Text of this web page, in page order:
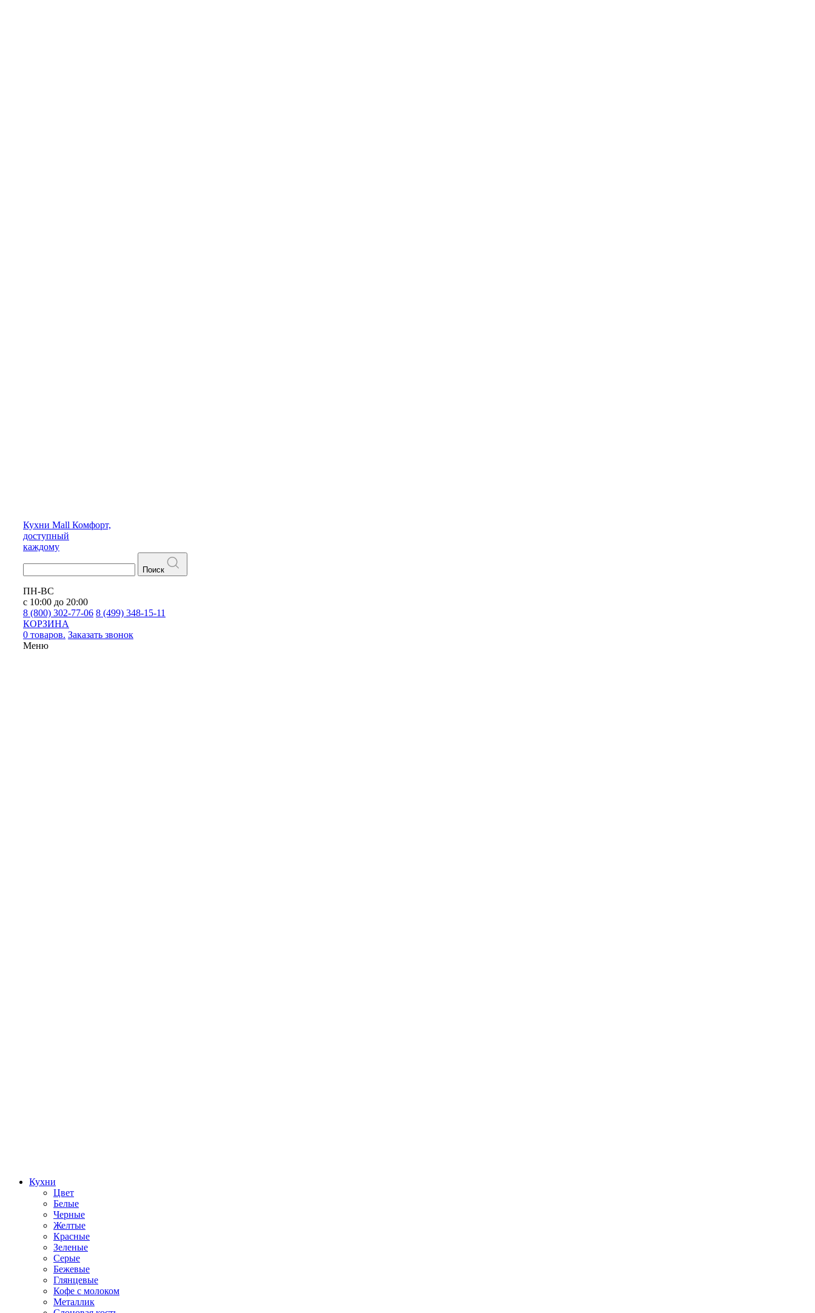
Кухни Mall Комфорт,
доступный
каждому
Поиск
ПН-ВС
с 10:00 до 20:00
8 (800) 302-77-06 8 (499) 348-15-11
КОРЗИНА
0 товаров. Заказать звонок
Меню
Кухни
Цвет
Белые
Черные
Желтые
Красные
Зеленые
Серые
Бежевые
Глянцевые
Кофе с молоком
Металлик